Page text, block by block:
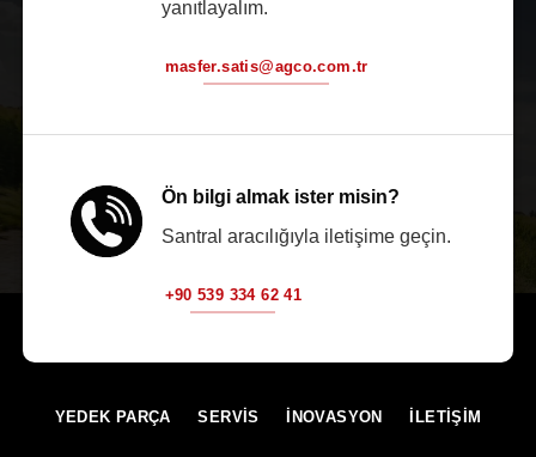
yanıtlayalım.
masfer.satis@agco.com.tr
Ön bilgi almak ister misin?
Santral aracılığıyla iletişime geçin.
+90 539 334 62 41
YEDEK PARÇA SERVİS İNOVASYON İLETİŞİM